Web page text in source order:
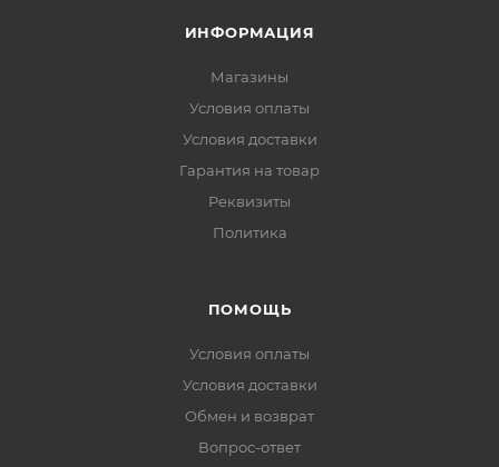
ИНФОРМАЦИЯ
Магазины
Условия оплаты
Условия доставки
Гарантия на товар
Реквизиты
Политика
ПОМОЩЬ
Условия оплаты
Условия доставки
Обмен и возврат
Вопрос-ответ